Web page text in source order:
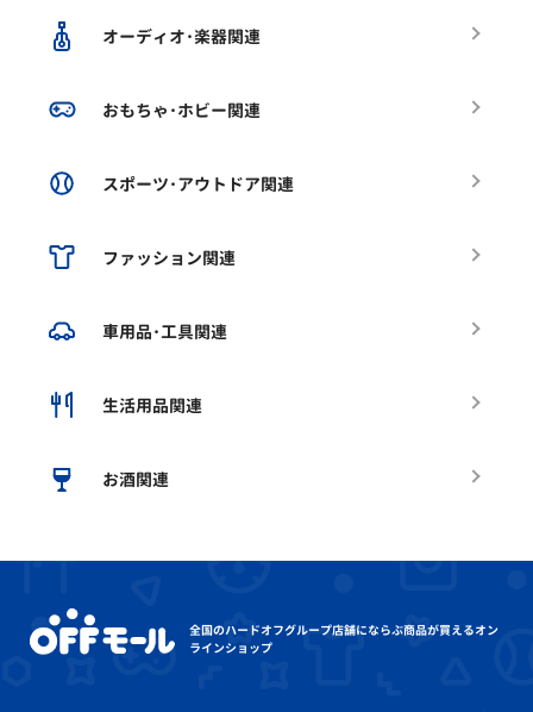
オーディオ･楽器関連
おもちゃ･ホビー関連
スポーツ･アウトドア関連
ファッション関連
車用品･工具関連
生活用品関連
お酒関連
全国のハードオフグループ店舗にならぶ商品が買えるオン
ラインショップ